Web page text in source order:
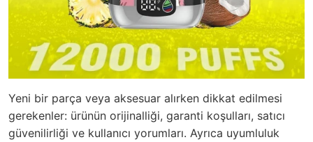
Yeni bir parça veya aksesuar alırken dikkat edilmesi
gerekenler: ürünün orijinalliği, garanti koşulları, satıcı
güvenilirliği ve kullanıcı yorumları. Ayrıca uyumluluk